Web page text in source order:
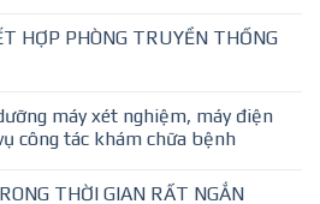
HỢP PHÒNG TRUYỀN THỐNG
máy xét nghiệm, máy điện
công tác khám chữa bệnh
THỜI GIAN RẤT NGẮN